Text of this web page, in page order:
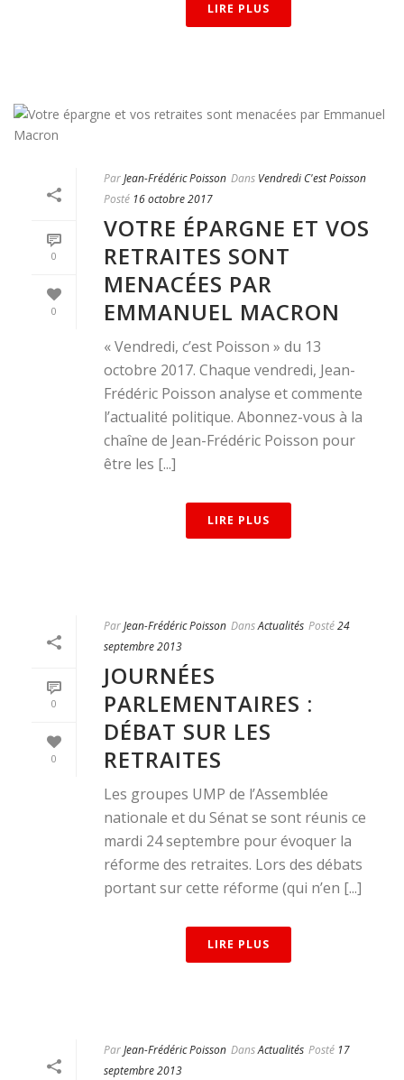
LIRE PLUS
0
0
ParJean-Frédéric Poisson Dans Vendredi C'est Poisson
Posté 16 octobre 2017
VOTRE ÉPARGNE ET VOS
RETRAITES SONT
MENACÉES PAR
EMMANUEL MACRON
« Vendredi, c’est Poisson » du 13
octobre 2017. Chaque vendredi, Jean-
Frédéric Poisson analyse et commente
l’actualité politique. Abonnez-vous à la
chaîne de Jean-Frédéric Poisson pour
être les [...]
LIRE PLUS
0
0
ParJean-Frédéric Poisson DansActualités Posté24
septembre 2013
JOURNÉES
PARLEMENTAIRES :
DÉBAT SUR LES
RETRAITES
Les groupes UMP de l’Assemblée
nationale et du Sénat se sont réunis ce
mardi 24 septembre pour évoquer la
réforme des retraites. Lors des débats
portant sur cette réforme (qui n’en [...]
LIRE PLUS
ParJean-Frédéric Poisson DansActualités Posté 17
septembre 2013